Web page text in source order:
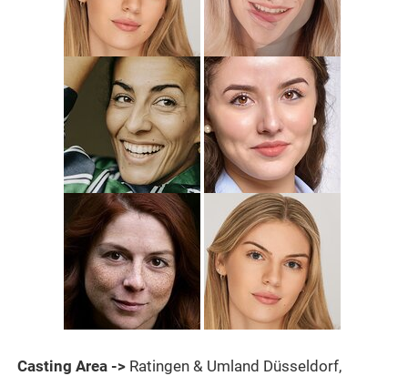
Casting Area -> Ratingen & Umland Düsseldorf,